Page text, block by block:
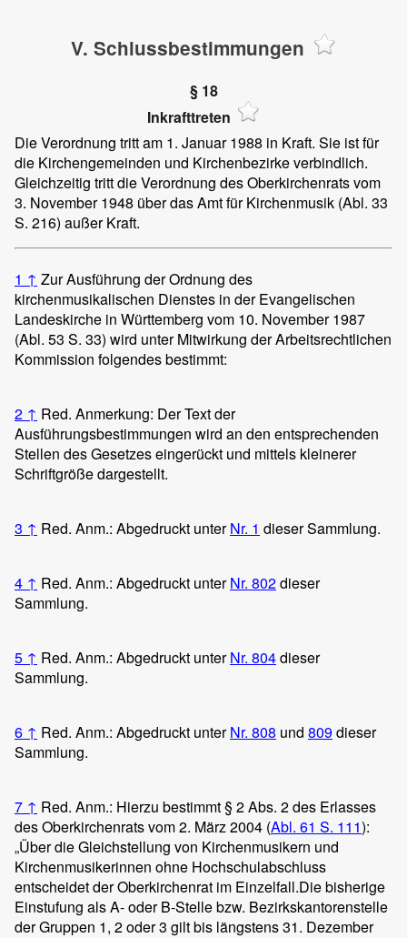
V. Schlussbestimmungen
§ 18
Inkrafttreten
Die Verordnung tritt am 1. Januar 1988 in Kraft. Sie ist für
die Kirchengemeinden und Kirchenbezirke verbindlich.
Gleichzeitig tritt die Verordnung des Oberkirchenrats vom
3. November 1948 über das Amt für Kirchenmusik (Abl. 33
S. 216) außer Kraft.
1 ↑ Zur Ausführung der Ordnung des
kirchenmusikalischen Dienstes in der Evangelischen
Landeskirche in Württemberg vom 10. November 1987
(Abl. 53 S. 33) wird unter Mitwirkung der Arbeitsrechtlichen
Kommission folgendes bestimmt:
2 ↑ Red. Anmerkung: Der Text der
Ausführungsbestimmungen wird an den entsprechenden
Stellen des Gesetzes eingerückt und mittels kleinerer
Schriftgröße dargestellt.
3 ↑ Red. Anm.: Abgedruckt unterNr. 1 dieser Sammlung.
4 ↑ Red. Anm.: Abgedruckt unterNr. 802dieser
Sammlung.
5 ↑ Red. Anm.: Abgedruckt unterNr. 804dieser
Sammlung.
6 ↑ Red. Anm.: Abgedruckt unterNr. 808 und 809dieser
Sammlung.
7 ↑ Red. Anm.: Hierzu bestimmt § 2 Abs. 2 des Erlasses
des Oberkirchenrats vom 2. März 2004 (Abl. 61 S. 111):
„Über die Gleichstellung von Kirchenmusikern und
Kirchenmusikerinnen ohne Hochschulabschluss
entscheidet der Oberkirchenrat im Einzelfall.Die bisherige
Einstufung als A- oder B-Stelle bzw. Bezirkskantorenstelle
der Gruppen 1, 2 oder 3 gilt bis längstens 31. Dezember